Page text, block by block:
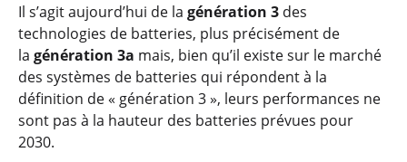
Il s’agit aujourd’hui de la génération 3 des
technologies de batteries, plus précisément de
la génération 3a mais, bien qu’il existe sur le marché
des systèmes de batteries qui répondent à la
définition de « génération 3 », leurs performances ne
sont pas à la hauteur des batteries prévues pour
2030.